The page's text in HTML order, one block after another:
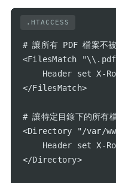
.HTACCESS
# 讓所有 PDF 檔案不
<FilesMatch
Header set X-
</FilesMatch>
# 讓特定目錄下的所有
<Directory "/var/
Header set X-
</Directory>